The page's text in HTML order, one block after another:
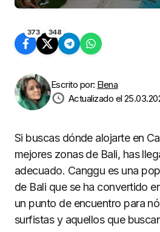
373 348
Escrito por: Elena
Actualizado el
Si buscas dónde alojarte en
mejores zonas de Bali, has
adecuado. Canggu es una
de Bali que se ha convertido
un punto de encuentro para
surfistas y aquellos que